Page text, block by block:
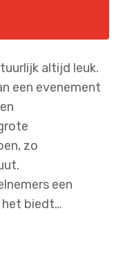
altijd leuk.
een evenement
zo
een
het biedt…